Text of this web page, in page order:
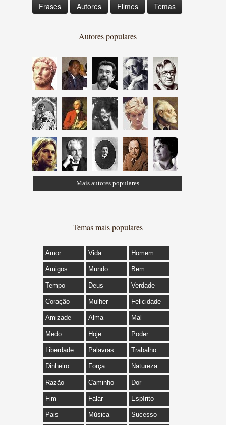
Frases Autores Filmes Temas
Autores populares
Mais autores populares
Temas mais populares
Amor Vida Homem
Amigos Mundo Bem
Tempo Deus Verdade
Coração Mulher Felicidade
Amizade Alma Mal
Medo Hoje Poder
Liberdade Palavras Trabalho
Dinheiro Força Natureza
Razão Caminho Dor
Fim Falar Espírito
Pais Música Sucesso